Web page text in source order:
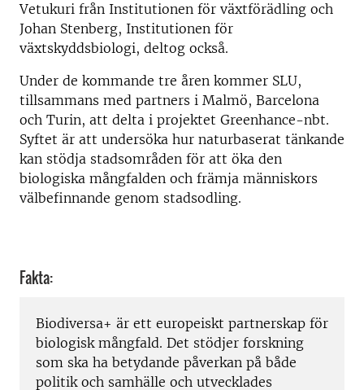
Vetukuri från Institutionen för växtförädling och
Johan Stenberg, Institutionen för
växtskyddsbiologi, deltog också.
Under de kommande tre åren kommer SLU,
tillsammans med partners i Malmö, Barcelona
och Turin, att delta i projektet Greenhance-nbt.
Syftet är att undersöka hur naturbaserat tänkande
kan stödja stadsområden för att öka den
biologiska mångfalden och främja människors
välbefinnande genom stadsodling.
Fakta:
Biodiversa+ är ett europeiskt partnerskap för
biologisk mångfald. Det stödjer forskning
som ska ha betydande påverkan på både
politik och samhälle och utvecklades